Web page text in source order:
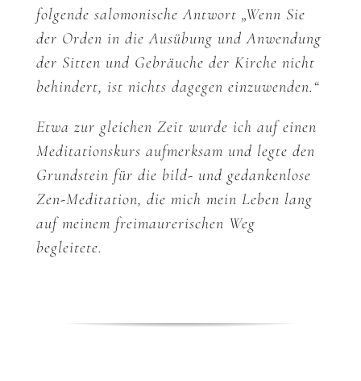
folgende salomonische Antwort „Wenn Sie
der Orden in die Ausübung und Anwendung
der Sitten und Gebräuche der Kirche nicht
behindert, ist nichts dagegen einzuwenden.“
Etwa zur gleichen Zeit wurde ich auf einen
Meditationskurs aufmerksam und legte den
Grundstein für die bild- und gedankenlose
Zen-Meditation, die mich mein Leben lang
auf meinem freimaurerischen Weg
begleitete.